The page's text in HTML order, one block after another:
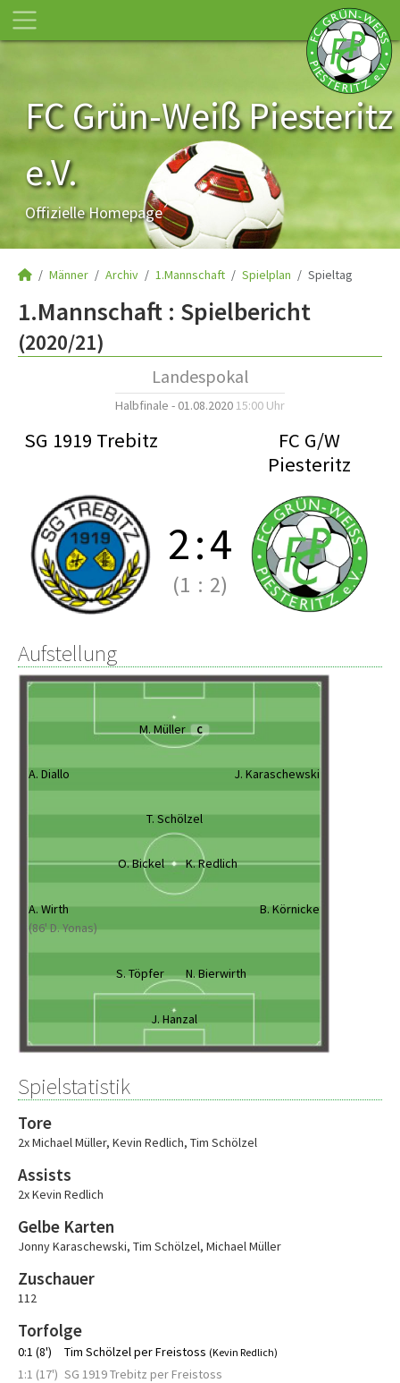
FC Grün-Weiß Piesteritz
e.V.
Offizielle Homepage
Männer Archiv 1.Mannschaft Spielplan Spieltag
1.Mannschaft : Spielbericht
(2020/21)
Landespokal
Halbfinale - 01.08.2020 15:00 Uhr
SG 1919 Trebitz
FC G/W
Piesteritz
2:4
(1 : 2)
Aufstellung
M. Müller C
A. Diallo J. Karaschewski
T. Schölzel
O. Bickel K. Redlich
A. Wirth
(86' D. Yonas)
B. Körnicke
S. Töpfer N. Bierwirth
J. Hanzal
Spielstatistik
Tore
2x Michael Müller, Kevin Redlich, Tim Schölzel
Assists
2x Kevin Redlich
Gelbe Karten
Jonny Karaschewski, Tim Schölzel, Michael Müller
Zuschauer
112
Torfolge
0:1 (8') Tim Schölzel per Freistoss (Kevin Redlich)
1:1 (17') SG 1919 Trebitz per Freistoss